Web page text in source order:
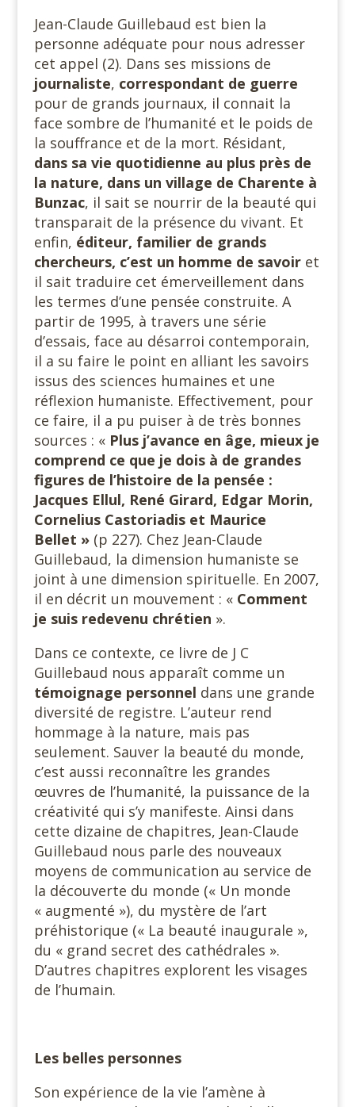
Jean-Claude Guillebaud est bien la
personne adéquate pour nous adresser
cet appel (2). Dans ses missions de
journaliste, correspondant de guerre
pour de grands journaux, il connait la
face sombre de l’humanité et le poids de
la souffrance et de la mort. Résidant,
dans sa vie quotidienne au plus près de
la nature, dans un village de Charente à
Bunzac, il sait se nourrir de la beauté qui
transparait de la présence du vivant. Et
enfin, éditeur, familier de grands
chercheurs, c’est un homme de savoir et
il sait traduire cet émerveillement dans
les termes d’une pensée construite. A
partir de 1995, à travers une série
d’essais, face au désarroi contemporain,
il a su faire le point en alliant les savoirs
issus des sciences humaines et une
réflexion humaniste. Effectivement, pour
ce faire, il a pu puiser à de très bonnes
sources : « Plus j’avance en âge, mieux je
comprend ce que je dois à de grandes
figures de l’histoire de la pensée :
Jacques Ellul, René Girard, Edgar Morin,
Cornelius Castoriadis et Maurice
Bellet »(p 227). Chez Jean-Claude
Guillebaud, la dimension humaniste se
joint à une dimension spirituelle. En 2007,
il en décrit un mouvement : « Comment
je suis redevenu chrétien ».
Dans ce contexte, ce livre de J C
Guillebaud nous apparaît comme un
témoignage personnel dans une grande
diversité de registre. L’auteur rend
hommage à la nature, mais pas
seulement. Sauver la beauté du monde,
c’est aussi reconnaître les grandes
œuvres de l’humanité, la puissance de la
créativité qui s’y manifeste. Ainsi dans
cette dizaine de chapitres, Jean-Claude
Guillebaud nous parle des nouveaux
moyens de communication au service de
la découverte du monde (« Un monde
« augmenté »), du mystère de l’art
préhistorique (« La beauté inaugurale »,
du « grand secret des cathédrales ».
D’autres chapitres explorent les visages
de l’humain.
Les belles personnes
Son expérience de la vie l’amène à